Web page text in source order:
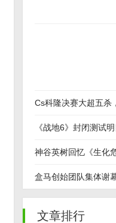
Cs科隆决赛大超五杀
《战地6》封闭测试
统迎来大革新
神谷英树回忆《生化
司的"恐怖课"
盒马创始团队集体谢
始人离职
文章排行